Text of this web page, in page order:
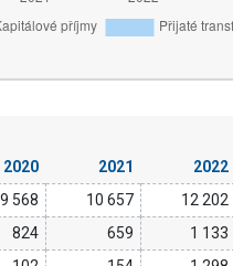
2020 2021 2022
9 568 10 657 12 202
824 659 1 133